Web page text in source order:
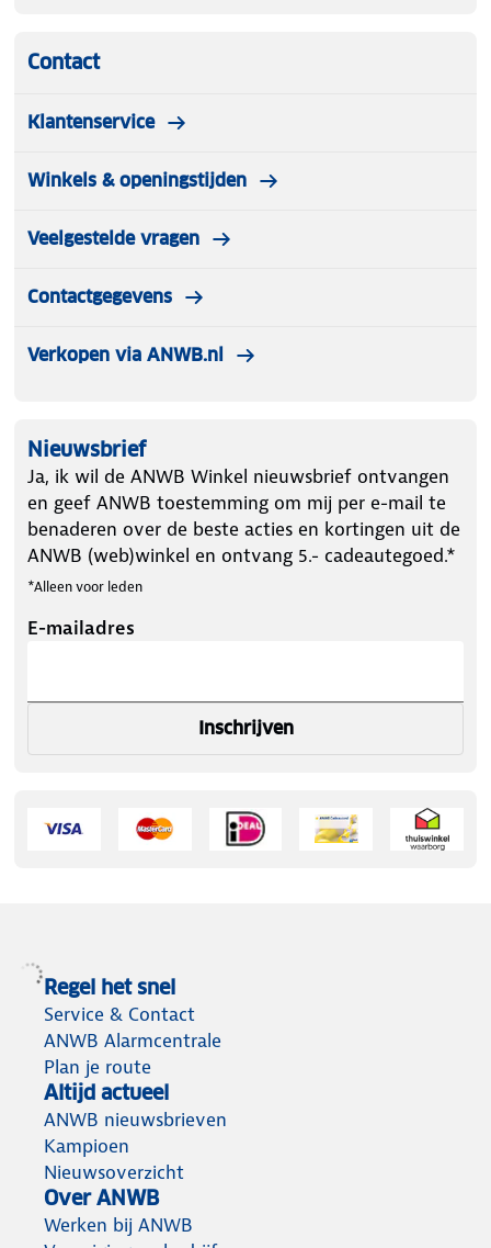
Contact
Klantenservice
Winkels & openingstijden
Veelgestelde vragen
Contactgegevens
Verkopen via ANWB.nl
Nieuwsbrief
Ja, ik wil de ANWB Winkel nieuwsbrief ontvangen
en geef ANWB toestemming om mij per e-mail te
benaderen over de beste acties en kortingen uit de
ANWB (web)winkel en ontvang 5.- cadeautegoed.*
*Alleen voor leden
E-mailadres
Inschrijven
Regel het snel
Service & Contact
ANWB Alarmcentrale
Plan je route
Altijd actueel
ANWB nieuwsbrieven
Kampioen
Nieuwsoverzicht
Over ANWB
Werken bij ANWB